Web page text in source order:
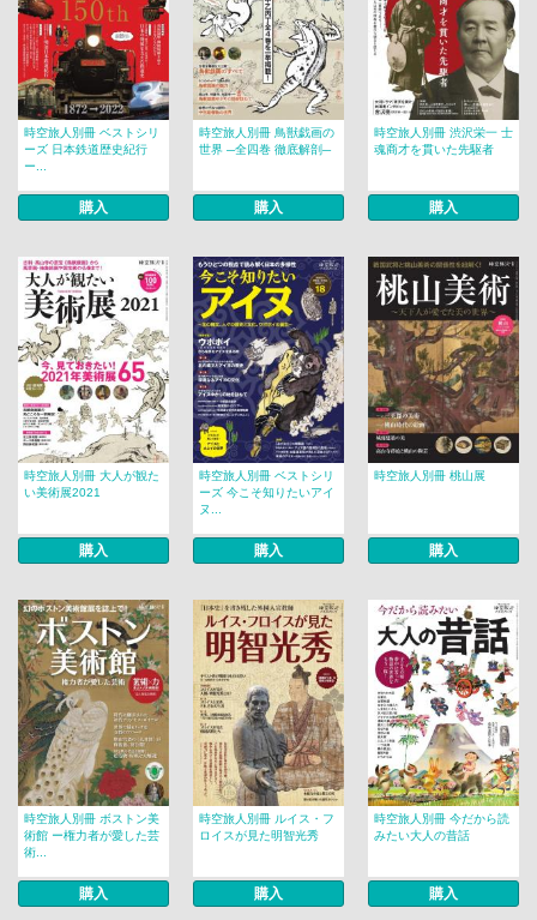
時空旅人別冊 ベストシリ
ーズ 日本鉄道歴史紀行
ー...
購入
時空旅人別冊 鳥獣戯画の
世界 ─全四巻 徹底解剖─
購入
時空旅人別冊 渋沢栄一 士
魂商才を貫いた先駆者
購入
時空旅人別冊 大人が観た
い美術展2021
購入
時空旅人別冊 ベストシリ
ーズ 今こそ知りたいアイ
ヌ...
購入
時空旅人別冊 桃山展
購入
時空旅人別冊 ボストン美
術館 ー権力者が愛した芸
術...
購入
時空旅人別冊 ルイス・フ
ロイスが見た明智光秀
購入
時空旅人別冊 今だから読
みたい大人の昔話
購入